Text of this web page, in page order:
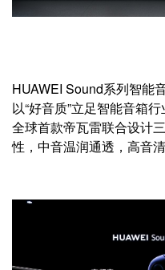
HUAWEI Sound系列智能
以“好音质”立足智能音箱
全球首款帝瓦雷联合设计
性，中音温润通透，高音清